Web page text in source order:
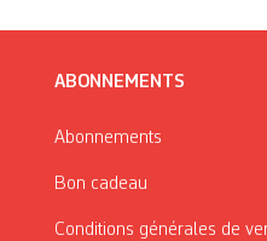
ABONNEMENTS
Abonnements
Bon cadeau
Conditions générales de